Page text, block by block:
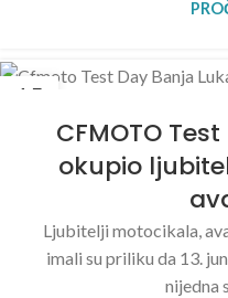
15
CFMOTO
okupio
Ljubitelji motocikala,
imali su priliku da 13.
nijedna